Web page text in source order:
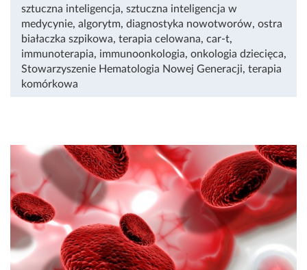
sztuczna inteligencja, sztuczna inteligencja w
medycynie, algorytm, diagnostyka nowotworów, ostra
białaczka szpikowa, terapia celowana, car-t,
immunoterapia, immunoonkologia, onkologia dziecięca,
Stowarzyszenie Hematologia Nowej Generacji, terapia
komórkowa